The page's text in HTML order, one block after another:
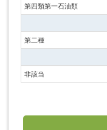
第四類第一石油類
第二種
非該当